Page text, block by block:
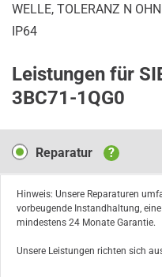
WELLE, TOLERANZ N
IP64
Leistungen für
3BC71-1QG0
Reparatur
Reparatur ?
Hinweis: Unsere Reparaturen
vorbeugende Instandhaltung,
mindestens 24 Monate Garantie.
Unsere Leistungen richten sich